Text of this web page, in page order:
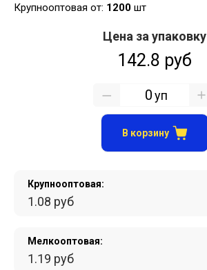
Крупнооптовая от: 1200 шт
Крупнооптовая:
1.08 руб
Мелкооптовая:
1.19 руб
Цена за упаковку
142.8 руб
уп
В корзину